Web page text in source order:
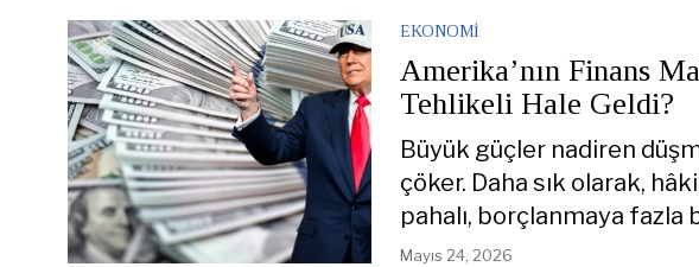
EKONOMI
Amerika’nın Finans
Tehlikeli Hale Geldi?
Büyük güçler nadiren
çöker. Daha sık olarak,
pahalı, borçlanmaya fazla
Mayıs 24, 2026